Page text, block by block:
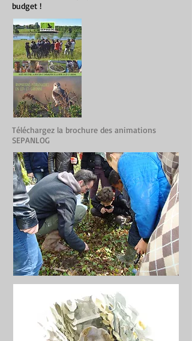
budget !
Téléchargez la brochure des animations
SEPANLOG